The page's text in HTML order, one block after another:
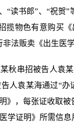
“读书郎”、“祝贺
揽物色有意购买
法贩卖《出生医
秋串招被告人袁
人袁某海通过“
》，每张证收取被
学证明》所需信